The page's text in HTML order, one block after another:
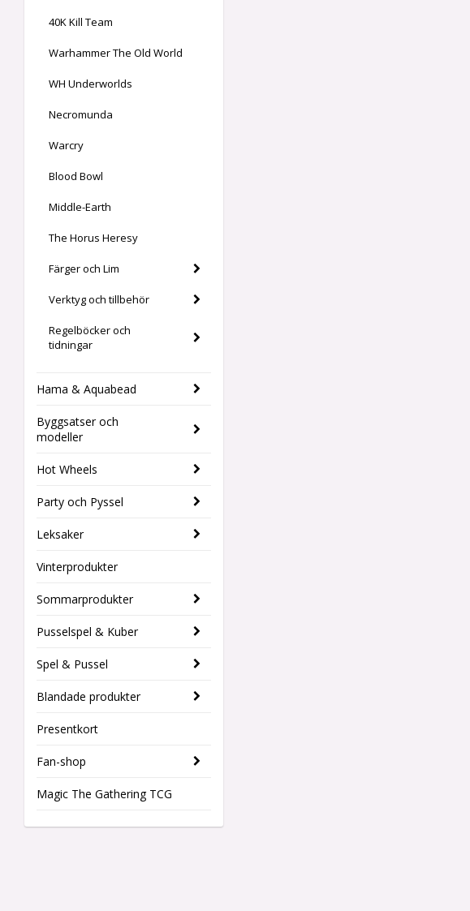
40K Kill Team
Warhammer The Old World
WH Underworlds
Necromunda
Warcry
Blood Bowl
Middle-Earth
The Horus Heresy
Färger och Lim
Verktyg och tillbehör
Regelböcker och
tidningar
Hama & Aquabead
Byggsatser och
modeller
Hot Wheels
Party och Pyssel
Leksaker
Vinterprodukter
Sommarprodukter
Pusselspel & Kuber
Spel & Pussel
Blandade produkter
Presentkort
Fan-shop
Magic The Gathering TCG